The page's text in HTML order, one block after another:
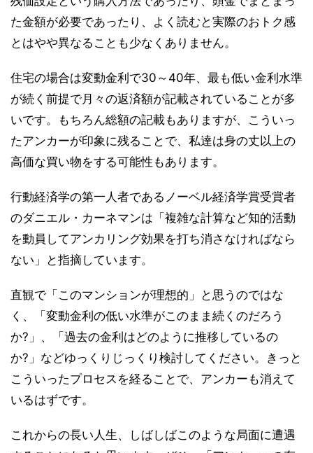
た金額が必要であったり、よく読むと実際のおトク感
とはやや異なることも少なくありません。
住宅の場合は変動金利で30～40年、最も低い金利水準
が続く前提で月々の返済額が記載されていることが多
いです。もちろん総額の記載もありますが、こういっ
たアンカーが印象に残ることで、私達は身の丈以上の
高価な買い物をする可能性もあります。
行動経済学の第一人者であるノーベル経済学賞受賞者
のダニエル・カーネマンは「複雑な計算など知的活動
を動員してアンカリング効果を打ち消さなければなら
ない」と指摘しています。
直観で「このマンションが理想的」と思うのではな
く、「変動金利の低い水準がこのまま続くのだろう
か?」、「過去の金利はどのように推移しているの
か?」などゆっくりじっくり検討してください。きっと
こういったプロセスを経ることで、アンカーも消えて
いるはずです。
これからの長い人生、しばしばこのような局面に遭遇